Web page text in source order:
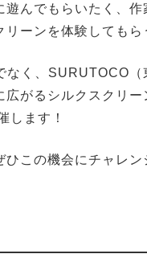
んでもらいたく、
ーンを体験してもら
なく、SURUTOCO
がるシルクスクリー
します！
この機会にチャレン